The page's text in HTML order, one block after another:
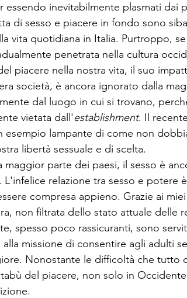
essendo inevitabilmente plasmati dai
di sesso e piacere in fondo sono
vita quotidiana in Italia. Purtroppo,
penetrata nella cultura
piacere nella nostra vita, il suo
società, è ancora ignorato dalla
dal luogo in cui si trovano,
vietata dall'establishment. Il
esempio lampante di come non
libertà sessuale e di scelta.
maggior parte dei paesi, il sesso è
L'infelice relazione tra sesso e potere
compresa appieno. Grazie ai
non filtrata dello stato attuale delle
spesso poco rassicuranti, sono
alla missione di consentire agli adulti
Nonostante le difficoltà che tutto
del piacere, non solo in